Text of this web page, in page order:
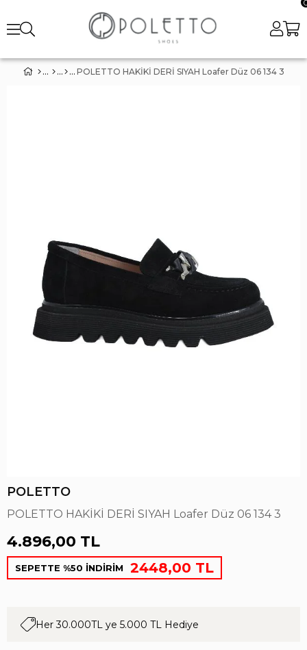
POLETTO HAKİKİ DERİ SIYAH Loafer Düz 06 134 3
POLETTO
POLETTO HAKİKİ DERİ SIYAH Loafer Düz 06 134 3
4.896,00 TL
SEPETTE %50 İNDİRİM 2448,00 TL
Her 30.000TL ye 5.000 TL Hediye